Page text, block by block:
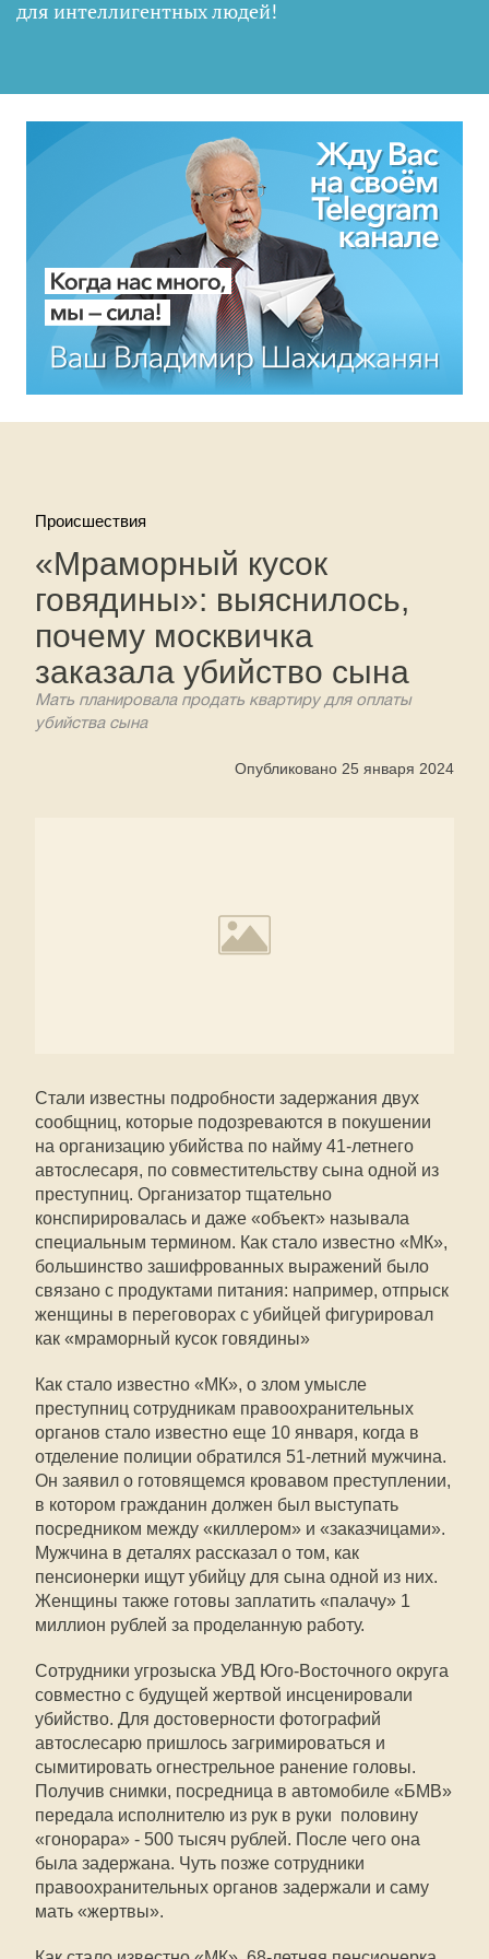
для интеллигентных людей!
Происшествия
«Мраморный кусок
говядины»: выяснилось,
почему москвичка
заказала убийство сына
Мать планировала продать квартиру для оплаты
убийства сына
Опубликовано 25 января 2024
Стали известны подробности задержания двух
сообщниц, которые подозреваются в покушении
на организацию убийства по найму 41-летнего
автослесаря, по совместительству сына одной из
преступниц. Организатор тщательно
конспирировалась и даже «объект» называла
специальным термином. Как стало известно «МК»,
большинство зашифрованных выражений было
связано с продуктами питания: например, отпрыск
женщины в переговорах с убийцей фигурировал
как «мраморный кусок говядины»
Как стало известно «МК», о злом умысле
преступниц сотрудникам правоохранительных
органов стало известно еще 10 января, когда в
отделение полиции обратился 51-летний мужчина.
Он заявил о готовящемся кровавом преступлении,
в котором гражданин должен был выступать
посредником между «киллером» и «заказчицами».
Мужчина в деталях рассказал о том, как
пенсионерки ищут убийцу для сына одной из них.
Женщины также готовы заплатить «палачу» 1
миллион рублей за проделанную работу.
Сотрудники угрозыска УВД Юго-Восточного округа
совместно с будущей жертвой инсценировали
убийство. Для достоверности фотографий
автослесарю пришлось загримироваться и
сымитировать огнестрельное ранение головы.
Получив снимки, посредница в автомобиле «БМВ»
передала исполнителю из рук в руки половину
«гонорара» - 500 тысяч рублей. После чего она
была задержана. Чуть позже сотрудники
правоохранительных органов задержали и саму
мать «жертвы».